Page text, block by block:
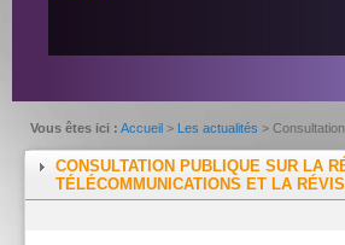
Vous êtes ici : Accueil > Les actualités >
chaque marché
CONSULTATION PUBLIQUE SUR LA
TÉLÉCOMMUNICATIONS ET LA